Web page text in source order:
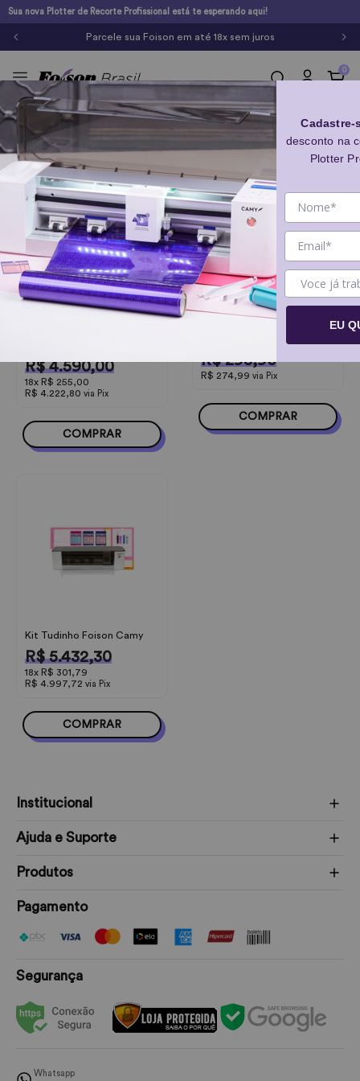
Sua nova Plotter de Recorte Profissional está te esperando aqui!
Parcele sua Foison em até 18x sem juros
0
Equipamentos
Foison Camy
R$ 4.590,00
18x R$ 255,00
R$ 4.222,80 via Pix
COMPRAR
R$ 298,90
R$ 274,99 via Pix
COMPRAR
Kit Tudinho Foison Camy
R$ 5.432,30
18x R$ 301,79
R$ 4.997,72 via Pix
COMPRAR
Whatsapp
Institucional
Ajuda e Suporte
Produtos
Pagamento
Segurança
Cadastre-
desconto na
Plotter
EU